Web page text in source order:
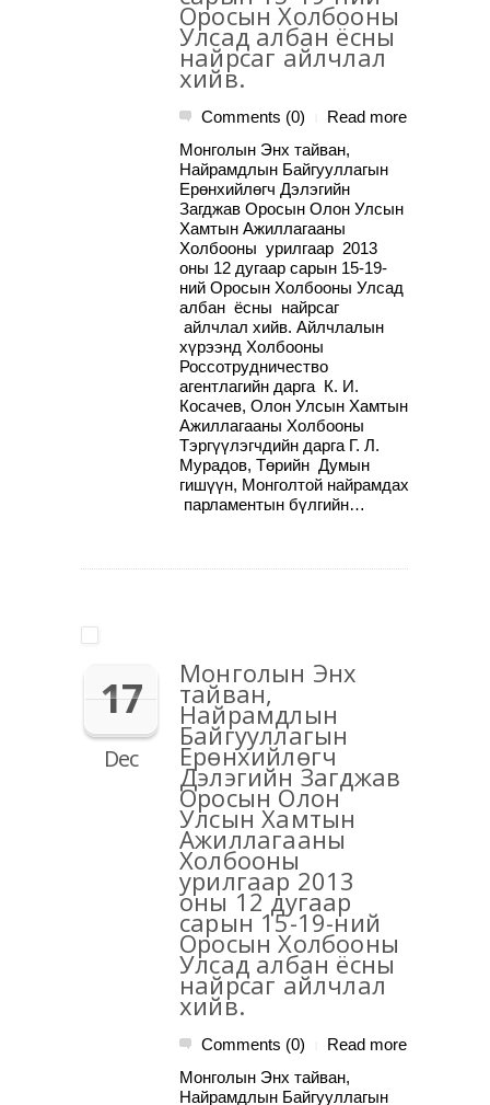
Оросын Холбооны
Улсад албан ёсны
найрсаг айлчлал
хийв.
Comments (0)
Read more
Монголын Энх тайван,
Найрамдлын Байгууллагын
Ерөнхийлөгч Дэлэгийн
Загджав Оросын Олон Улсын
Хамтын Ажиллагааны
Холбооны урилгаар 2013
оны 12 дугаар сарын 15-19-
ний Оросын Холбооны Улсад
албан ёсны найрсаг
айлчлал хийв. Айлчлалын
хүрээнд Холбооны
Россотрудничество
агентлагийн дарга К. И.
Косачев, Олон Улсын Хамтын
Ажиллагааны Холбооны
Тэргүүлэгчдийн дарга Г. Л.
Мурадов, Төрийн Думын
гишүүн, Монголтой найрамдах
парламентын бүлгийн…
17
Dec
Монголын Энх
тайван,
Найрамдлын
Байгууллагын
Ерөнхийлөгч
Дэлэгийн Загджав
Оросын Олон
Улсын Хамтын
Ажиллагааны
Холбооны
урилгаар 2013
оны 12 дугаар
сарын 15-19-ний
Оросын Холбооны
Улсад албан ёсны
найрсаг айлчлал
хийв.
Comments (0)
Read more
Монголын Энх тайван,
Найрамдлын Байгууллагын